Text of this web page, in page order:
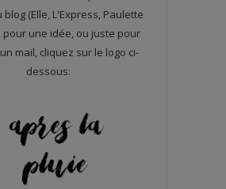
blog (Elle, L'Express, Paulette
pour une idée, ou juste pour
mail, cliquez sur le logo ci-
dessous: